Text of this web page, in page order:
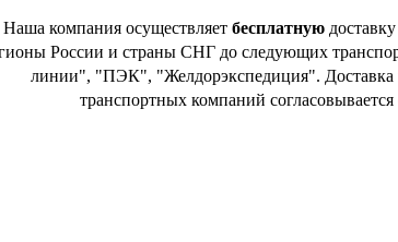
Наша компания осуществляет бесплатную
России и страны СНГ до следующих
линии", "ПЭК", "Желдорэкспедиция". Доставка
транспортных компаний